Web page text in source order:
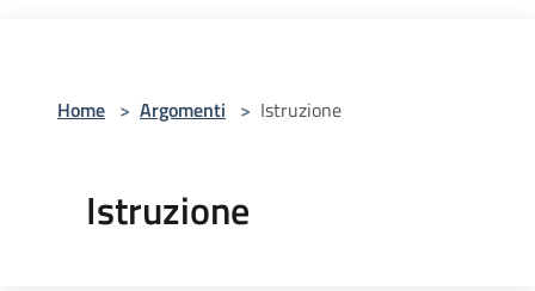
Home > Argomenti > Istruzione
Istruzione